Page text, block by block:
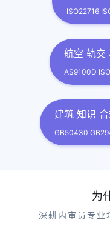
ISO22716
航空 轨交
AS9100D
建筑 知识
GB50430
为
深耕内审员专业